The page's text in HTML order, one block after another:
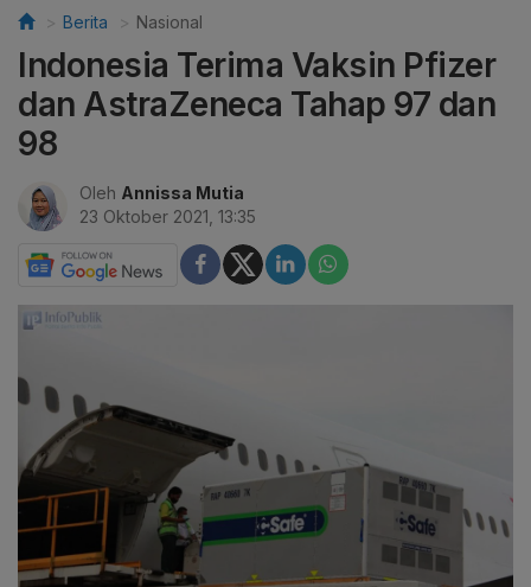
Berita Nasional
Indonesia Terima Vaksin Pfizer
dan AstraZeneca Tahap 97 dan
98
Oleh Annissa Mutia
23 Oktober 2021, 13:35